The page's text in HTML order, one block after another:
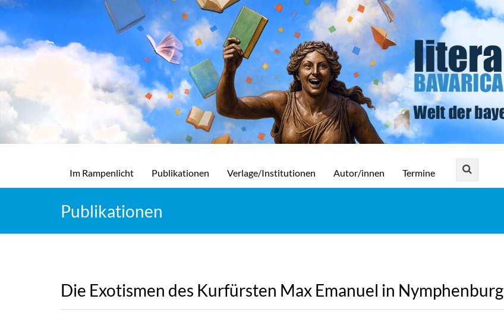
Im Rampenlicht Publikationen Verlage/Institutionen Autor/innen Termine
Publikationen
Die Exotismen des Kurfürsten Max Emanuel in Nymphenburg